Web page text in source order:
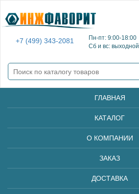
+7 (499) 343-2081
Пн-пт: 9:00-18:00
Сб и вс: выходной
ГЛАВНАЯ
КАТАЛОГ
О КОМПАНИИ
ЗАКАЗ
ДОСТАВКА